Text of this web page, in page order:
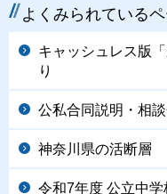
よくみられている
キャッシュレス版
り
公私合同説明・相
神奈川県の活断層
令和7年度 公立中